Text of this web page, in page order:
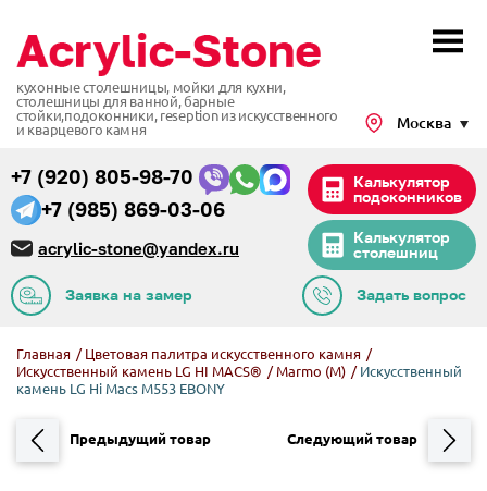
кухонные столешницы, мойки для кухни,
столешницы для ванной, барные
стойки,подоконники, reseption из искусственного
и кварцевого камня
+7 (985) 869-03-06
+7 (920) 805-98-70
acrylic-stone@yandex.ru
Калькулятор
столешниц
Калькулятор
подоконников
Москва
Задать вопрос
Заявка на замер
Главная / Цветовая палитра искусственного камня /
Искусственный камень LG HI MACS® / Marmo (M) / Искусственный
камень LG Hi Macs M553 EBONY